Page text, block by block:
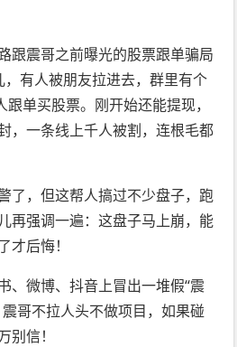
跟震哥之前曝光的股票跟单骗局
有人被朋友拉进去，群里有个
跟单买股票。刚开始还能提现，
，一条线上千人被割，连根毛都
了，但这帮人搞过不少盘子，跑
再强调一遍：这盘子马上崩，能
才后悔！
、微博、抖音上冒出一堆假“震
哥不拉人头不做项目，如果碰
别信！